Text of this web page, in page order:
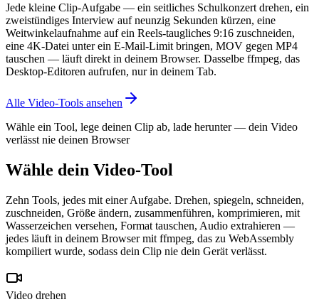
Jede kleine Clip-Aufgabe — ein seitliches Schulkonzert drehen, ein
zweistündiges Interview auf neunzig Sekunden kürzen, eine
Weitwinkelaufnahme auf ein Reels-taugliches 9:16 zuschneiden,
eine 4K-Datei unter ein E-Mail-Limit bringen, MOV gegen MP4
tauschen — läuft direkt in deinem Browser. Dasselbe ffmpeg, das
Desktop-Editoren aufrufen, nur in deinem Tab.
Alle Video-Tools ansehen
Wähle ein Tool, lege deinen Clip ab, lade herunter — dein Video
verlässt nie deinen Browser
Wähle dein Video-Tool
Zehn Tools, jedes mit einer Aufgabe. Drehen, spiegeln, schneiden,
zuschneiden, Größe ändern, zusammenführen, komprimieren, mit
Wasserzeichen versehen, Format tauschen, Audio extrahieren —
jedes läuft in deinem Browser mit ffmpeg, das zu WebAssembly
kompiliert wurde, sodass dein Clip nie dein Gerät verlässt.
Video drehen